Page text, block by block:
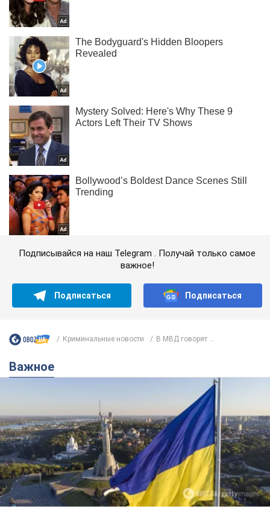
Подписывайся на наш Telegram . Получай только самое
важное!
Подписаться Подписаться
Криминальные новости В МВД говорят ...
Важное